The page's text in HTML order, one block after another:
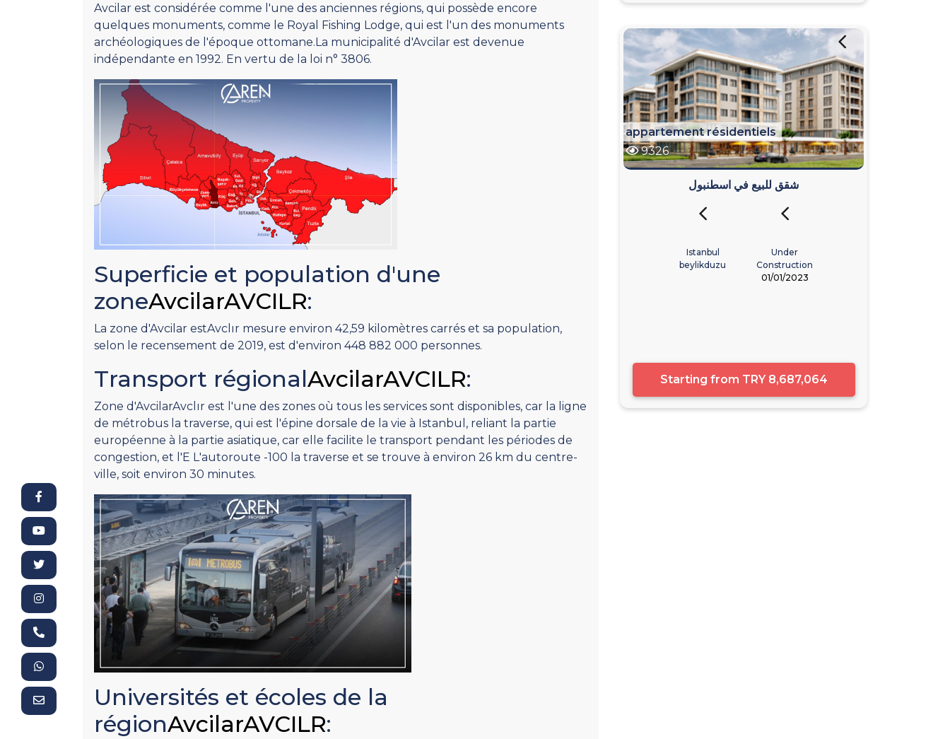
Avcilar est considérée comme l'une des anciennes régions, qui possède encore
quelques monuments, comme le Royal Fishing Lodge, qui est l'un des monuments
archéologiques de l'époque ottomane.La municipalité d'Avcilar est devenue
indépendante en 1992. En vertu de la loi n° 3806.
Superficie et population d'une
zoneAvcilarAVCILR:
La zone d'Avcilar estAvclır mesure environ 42,59 kilomètres carrés et sa population,
selon le recensement de 2019, est d'environ 448 882 000 personnes.
Transport régionalAvcilarAVCILR:
Zone d'AvcilarAvclır est l'une des zones où tous les services sont disponibles, car la ligne
de métrobus la traverse, qui est l'épine dorsale de la vie à Istanbul, reliant la partie
européenne à la partie asiatique, car elle facilite le transport pendant les périodes de
congestion, et l'E L'autoroute -100 la traverse et se trouve à environ 26 km du centre-
ville, soit environ 30 minutes.
Universités et écoles de la
régionAvcilarAVCILR:
appartement résidentiels
9326
شقق للبيع في اسطنبول
Istanbul
beylikduzu
Under
Construction
01/01/2023
Starting from TRY 8,687,064